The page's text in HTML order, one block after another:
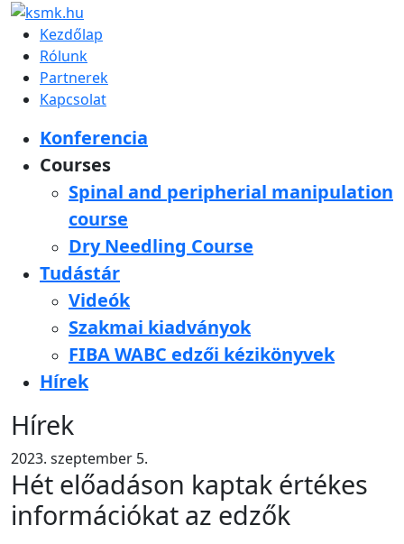
Kezdőlap
Rólunk
Partnerek
Kapcsolat
Konferencia
Courses
Spinal and peripherial manipulation
course
Dry Needling Course
Tudástár
Videók
Szakmai kiadványok
FIBA WABC edzői kézikönyvek
Hírek
Hírek
2023. szeptember 5.
Hét előadáson kaptak értékes
információkat az edzők